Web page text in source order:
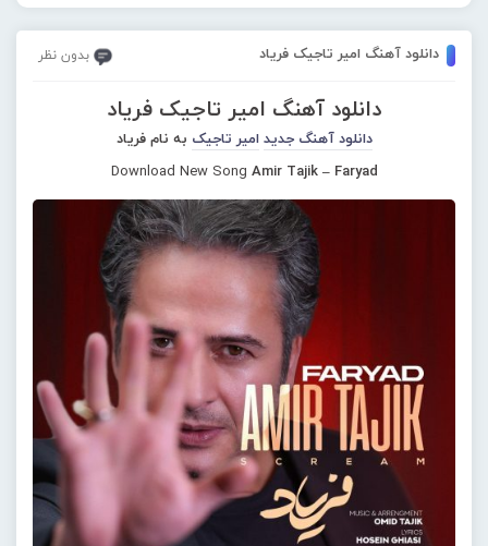
دانلود آهنگ امیر تاجیک فریاد بدون نظر
دانلود آهنگ امیر تاجیک فریاد
دانلود آهنگ جدید امیر تاجیک به نام فریاد
Download New Song Amir Tajik – Faryad